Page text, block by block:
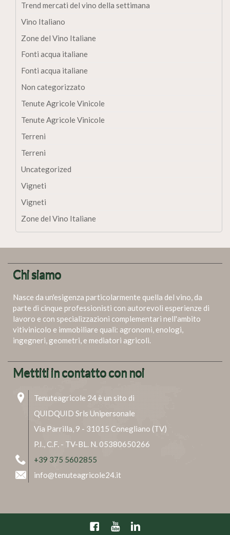
Trend mercati del vino della settimana
Vino Italiano
Zone del Vino Italiane
Fonti acqua italiane
Fonti acqua italiane
Non categorizzato
Tenute Agricole Vinicole
Tenute Agricole Vinicole
Terreni
Terreni
Uncategorized
Vigneti
Vigneti
Zone del Vino Italiane
Chi siamo
Nasce da un'esigenza particolarmente quella del vino, da
parte di cinque professionisti con autorevoli esperienze di
lavoro e con specializzazioni complementari nell'ambito
vitivinicolo e immobiliare quali: agronomi, enologi,
ingegneri, geometri, e mediatori agricoli.
Mettiti in contatto con noi
Tenuteagricole 24 è un sito di
QUIDQUID Srls Unipersonale
Via Parrilla, 9 - 31015 Conegliano (TV)
P.I., C.F. - TV-BL. N. 05380650266
+39 375 5602855
info@tenuteagricole24.it